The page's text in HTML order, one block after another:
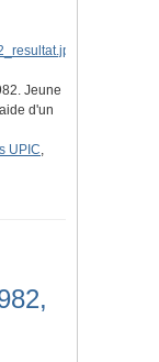
Jeune
d'un
UPIC,